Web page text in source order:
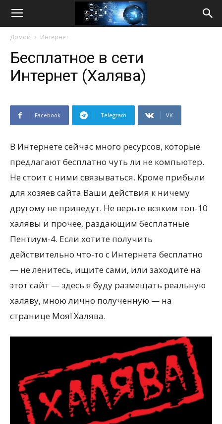
Life
Домой Интернет
Бесплатное в сети
Интернет (Халява)
Facebook Telegram VK
В Интернете сейчас много ресурсов, которые
предлагают бесплатно чуть ли не компьютер.
Не стоит с ними связываться. Кроме прибыли
для хозяев сайта Ваши действия к ничему
другому не приведут. Не верьте всяким топ-10
халявы и прочее, раздающим бесплатные
Пентиум-4. Если хотите получить
действительно что-то с Интернета бесплатно
— не ленитесь, ищите сами, или заходите на
этот сайт — здесь я буду размещать реальную
халяву, мною лично полученную — на
странице Моя! Халява.